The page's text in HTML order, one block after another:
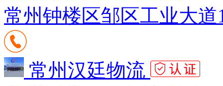
常州钟楼区邹区工业大
常州汉廷物流